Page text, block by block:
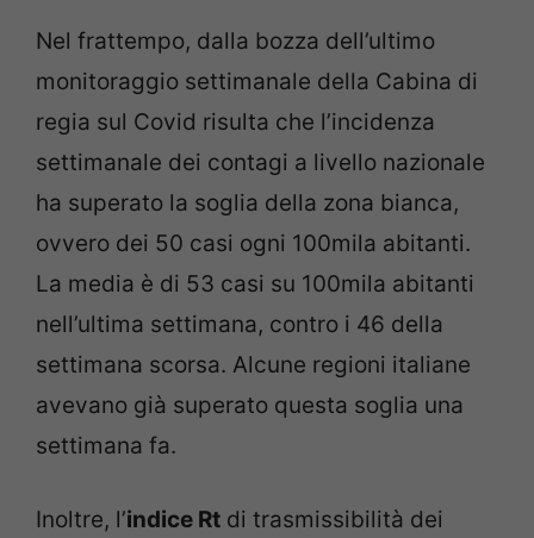
Nel frattempo, dalla bozza dell’ultimo
monitoraggio settimanale della Cabina di
regia sul Covid risulta che l’incidenza
settimanale dei contagi a livello nazionale
ha superato la soglia della zona bianca,
ovvero dei 50 casi ogni 100mila abitanti.
La media è di 53 casi su 100mila abitanti
nell’ultima settimana, contro i 46 della
settimana scorsa. Alcune regioni italiane
avevano già superato questa soglia una
settimana fa.
Inoltre, l’indice Rt di trasmissibilità dei